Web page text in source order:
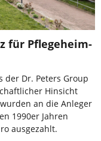
für Pflegeheim-
der Dr. Peters Group
Hinsicht
an die Anleger
1990er Jahren
ausgezahlt.